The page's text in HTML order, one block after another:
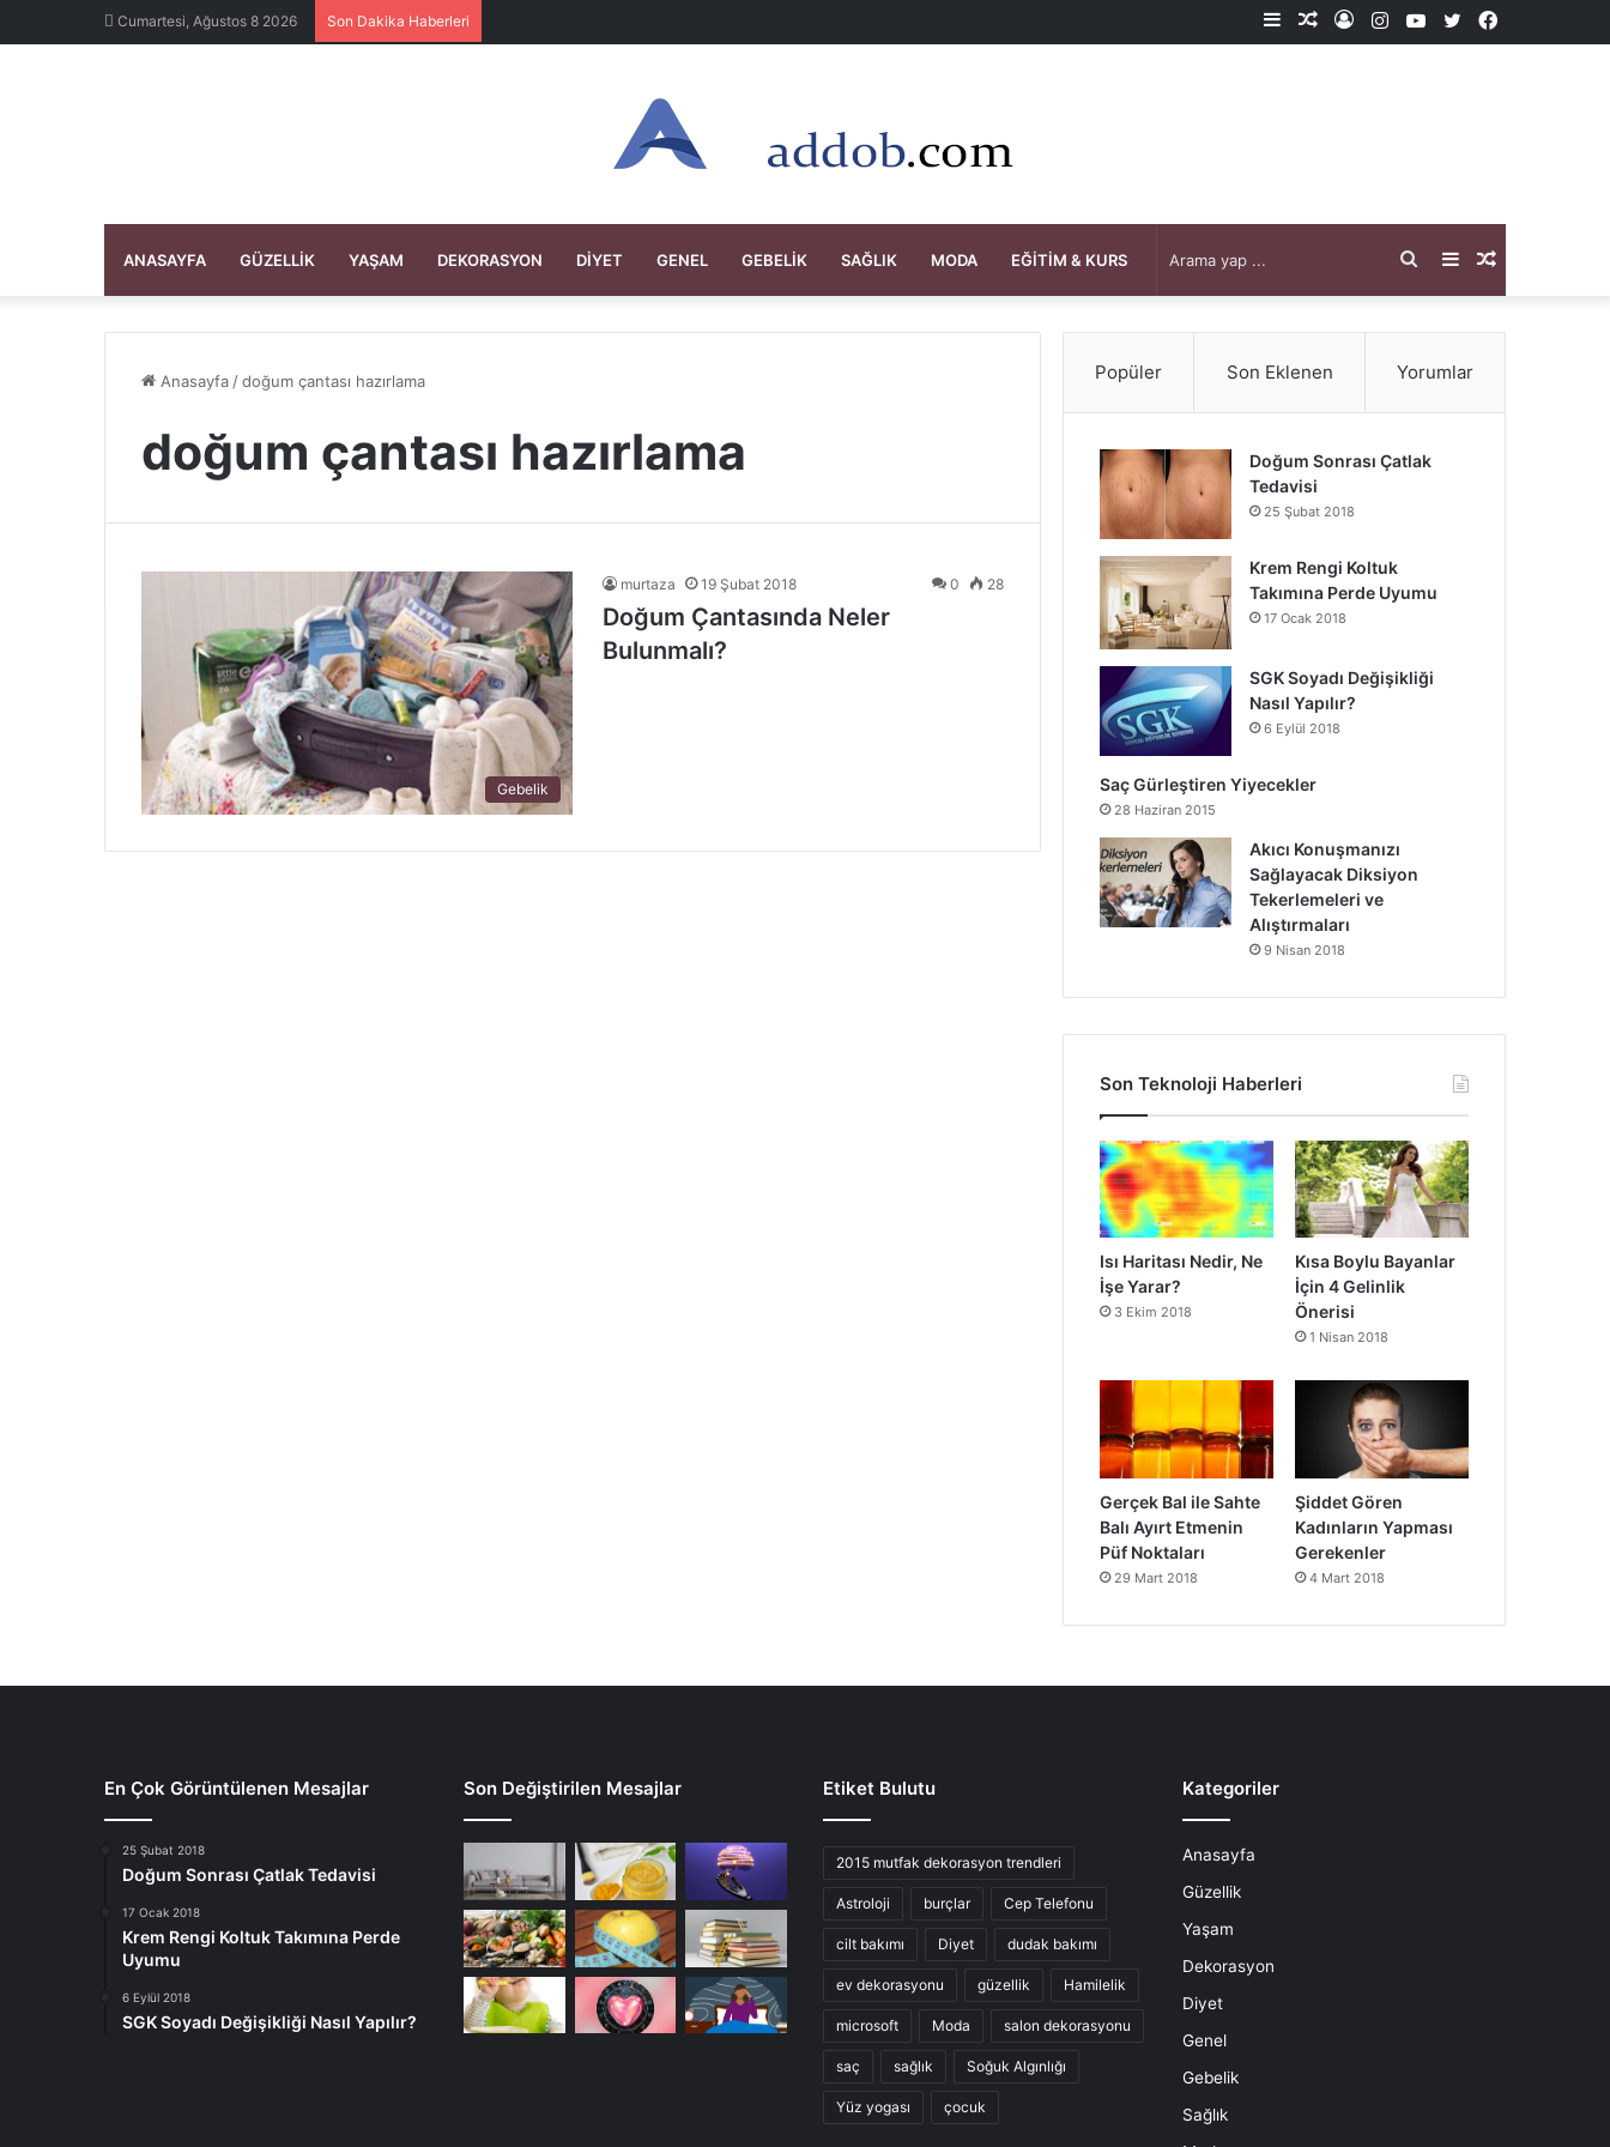
Cumartesi, Ağustos 8 2026 Son Dakika Haberleri Facebook
X
YouTube
Instagram
Kayıt
Rastgele
Kenar
ANASAYFA GÜZELLIK YAŞAM DEKORASYON DIYET GENEL GEBELIK SAĞLIK MODA EĞITIM & KURS Rastgele
Makale
Kenar
Bölmesi
Arama
yap
Anasayfa /doğum çantası hazırlama
doğum çantası hazırlama
Gebelik
murtaza 19 Şubat 2018 0 28
Doğum Çantasında Neler
Bulunmalı?
Popüler Son Eklenen Yorumlar
Doğum Sonrası Çatlak
Tedavisi
25 Şubat 2018
Krem Rengi Koltuk
Takımına Perde Uyumu
17 Ocak 2018
SGK Soyadı Değişikliği
Nasıl Yapılır?
6 Eylül 2018
Saç Gürleştiren Yiyecekler
28 Haziran 2015
Akıcı Konuşmanızı
Sağlayacak Diksiyon
Tekerlemeleri ve
Alıştırmaları
9 Nisan 2018
Son Teknoloji Haberleri
Isı Haritası Nedir, Ne
İşe Yarar?
3 Ekim 2018
Kısa Boylu Bayanlar
İçin 4 Gelinlik
Önerisi
1 Nisan 2018
Gerçek Bal ile Sahte
Balı Ayırt Etmenin
Püf Noktaları
29 Mart 2018
Şiddet Gören
Kadınların Yapması
Gerekenler
4 Mart 2018
En Çok Görüntülenen Mesajlar
25 Şubat 2018
Doğum Sonrası Çatlak Tedavisi
17 Ocak 2018
Krem Rengi Koltuk Takımına Perde
Uyumu
6 Eylül 2018
SGK Soyadı Değişikliği Nasıl Yapılır?
Son Değiştirilen Mesajlar Etiket Bulutu
2015 mutfak dekorasyon trendleri
Astroloji burçlar Cep Telefonu
cilt bakımı Diyet dudak bakımı
ev dekorasyonu güzellik Hamilelik
microsoft Moda salon dekorasyonu
saç sağlık Soğuk Algınlığı
Yüz yogası çocuk
Kategoriler
Anasayfa
Güzellik
Yaşam
Dekorasyon
Diyet
Genel
Gebelik
Sağlık